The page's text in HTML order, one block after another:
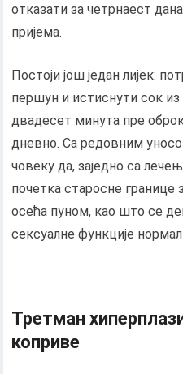
отказати за четрнаест
пријема.
Постоји још један лијек:
першун и истиснути сок
двадесет минута пре
дневно. Са редовним
човеку да, заједно са
почетка старосне границе
осећа пуном, као што се
сексуалне функције
Третман
коприве